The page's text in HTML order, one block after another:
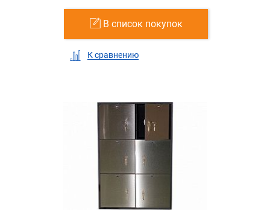
В список покупок
К сравнению